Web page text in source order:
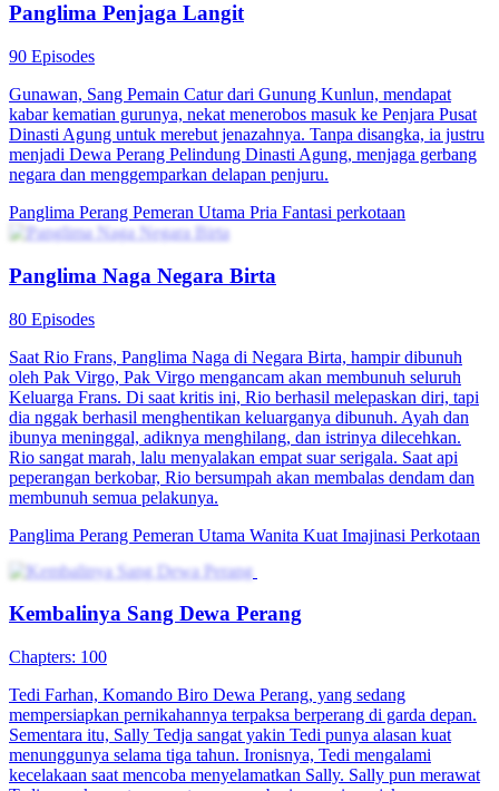
Panglima Penjaga Langit
90 Episodes
Gunawan, Sang Pemain Catur dari Gunung Kunlun, mendapat
kabar kematian gurunya, nekat menerobos masuk ke Penjara Pusat
Dinasti Agung untuk merebut jenazahnya. Tanpa disangka, ia justru
menjadi Dewa Perang Pelindung Dinasti Agung, menjaga gerbang
negara dan menggemparkan delapan penjuru.
Panglima Perang Pemeran Utama Pria Fantasi perkotaan
Panglima Naga Negara Birta
80 Episodes
Saat Rio Frans, Panglima Naga di Negara Birta, hampir dibunuh
oleh Pak Virgo, Pak Virgo mengancam akan membunuh seluruh
Keluarga Frans. Di saat kritis ini, Rio berhasil melepaskan diri, tapi
dia nggak berhasil menghentikan keluarganya dibunuh. Ayah dan
ibunya meninggal, adiknya menghilang, dan istrinya dilecehkan.
Rio sangat marah, lalu menyalakan empat suar serigala. Saat api
peperangan berkobar, Rio bersumpah akan membalas dendam dan
membunuh semua pelakunya.
Panglima Perang Pemeran Utama Wanita Kuat Imajinasi Perkotaan
Kembalinya Sang Dewa Perang
Chapters: 100
Tedi Farhan, Komando Biro Dewa Perang, yang sedang
mempersiapkan pernikahannya terpaksa berperang di garda depan.
Sementara itu, Sally Tedja sangat yakin Tedi punya alasan kuat
menunggunya selama tiga tahun. Ironisnya, Tedi mengalami
kecelakaan saat mencoba menyelamatkan Sally. Sally pun merawat